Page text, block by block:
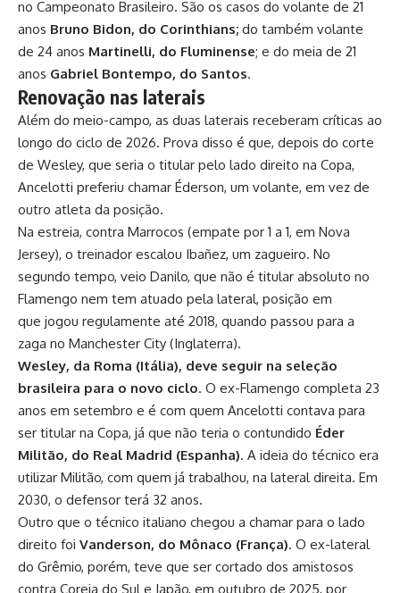
no Campeonato Brasileiro. São os casos do volante de 21
anos Bruno Bidon, do Corinthians; do também volante
de 24 anos Martinelli, do Fluminense; e do meia de 21
anos Gabriel Bontempo, do Santos.
Renovação nas laterais
Além do meio-campo, as duas laterais receberam críticas ao
longo do ciclo de 2026. Prova disso é que, depois do corte
de Wesley, que seria o titular pelo lado direito na Copa,
Ancelotti preferiu chamar Éderson, um volante, em vez de
outro atleta da posição.
Na estreia, contra Marrocos (empate por 1 a 1, em Nova
Jersey), o treinador escalou Ibañez, um zagueiro. No
segundo tempo, veio Danilo, que não é titular absoluto no
Flamengo nem tem atuado pela lateral, posição em
que jogou regulamente até 2018, quando passou para a
zaga no Manchester City (Inglaterra).
Wesley, da Roma (Itália), deve seguir na seleção
brasileira para o novo ciclo. O ex-Flamengo completa 23
anos em setembro e é com quem Ancelotti contava para
ser titular na Copa, já que não teria o contundido Éder
Militão, do Real Madrid (Espanha). A ideia do técnico era
utilizar Militão, com quem já trabalhou, na lateral direita. Em
2030, o defensor terá 32 anos.
Outro que o técnico italiano chegou a chamar para o lado
direito foi Vanderson, do Mônaco (França). O ex-lateral
do Grêmio, porém, teve que ser cortado dos amistosos
contra Coreia do Sul e Japão, em outubro de 2025, por